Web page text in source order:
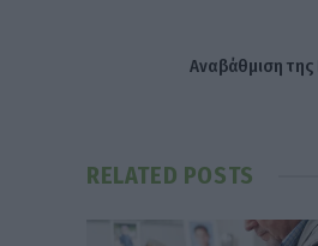
Αναβάθμιση
RELATED POSTS